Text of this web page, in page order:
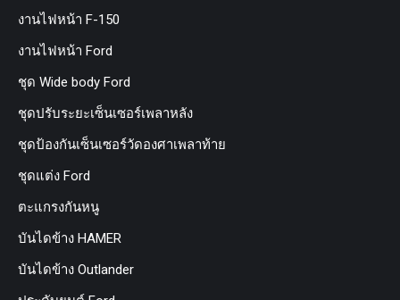
งานไฟหน้า F-150
งานไฟหน้า Ford
ชุด Wide body Ford
ชุดปรับระยะเซ็นเซอร์เพลาหลัง
ชุดป้องกันเซ็นเซอร์วัดองศาเพลาท้าย
ชุดแต่ง Ford
ตะแกรงกันหนู
บันไดข้าง HAMER
บันไดข้าง Outlander